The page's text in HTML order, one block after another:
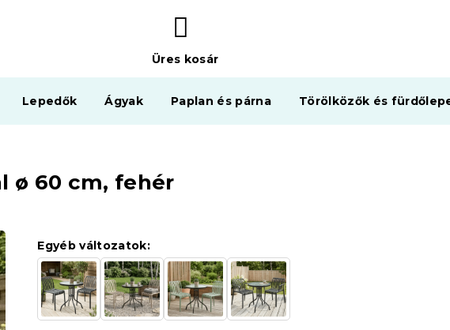
KOSÁR
Üres kosár
Lepedők Ágyak Paplan és párna Törölközők és
ø 60 cm, fehér
Egyéb változatok: